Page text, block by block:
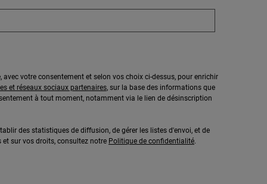
votre consentement et selon vos choix ci-dessus, pour enrichir
et réseaux sociaux partenaires, sur la base des informations que
à tout moment, notamment via le lien de désinscription
des statistiques de diffusion, de gérer les listes d'envoi, et de
sur vos droits, consultez notre Politique de confidentialité.